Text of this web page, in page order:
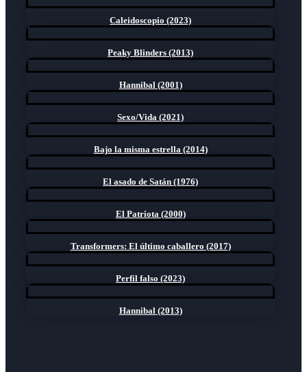
Caleidoscopio (2023)
Peaky Blinders (2013)
Hannibal (2001)
Sexo/Vida (2021)
Bajo la misma estrella (2014)
El asado de Satán (1976)
El Patriota (2000)
Transformers: El último caballero (2017)
Perfil falso (2023)
Hannibal (2013)